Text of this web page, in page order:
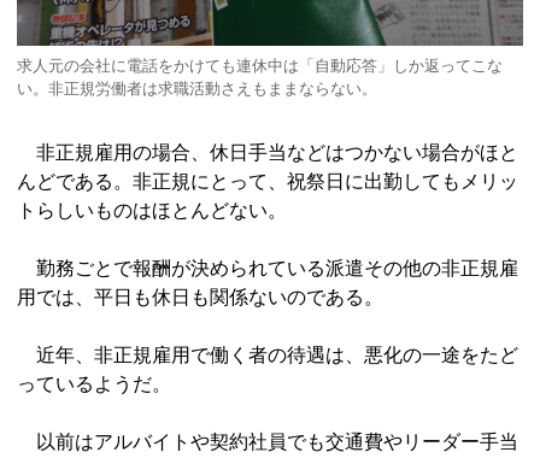
求人元の会社に電話をかけても連休中は「自動応答」しか返ってこな
い。非正規労働者は求職活動さえもままならない。
非正規雇用の場合、休日手当などはつかない場合がほと
んどである。非正規にとって、祝祭日に出勤してもメリッ
トらしいものはほとんどない。
勤務ごとで報酬が決められている派遣その他の非正規雇
用では、平日も休日も関係ないのである。
近年、非正規雇用で働く者の待遇は、悪化の一途をたど
っているようだ。
以前はアルバイトや契約社員でも交通費やリーダー手当